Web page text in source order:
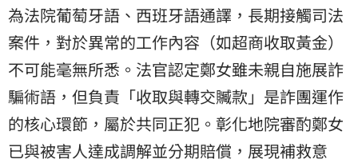
為法院葡萄牙語、西班牙語通譯，長期接觸司法
案件，對於異常的工作內容（如超商收取黃金）
不可能毫無所悉。法官認定鄭女雖未親自施展詐
騙術語，但負責「收取與轉交贓款」是詐團運作
的核心環節，屬於共同正犯。彰化地院審酌鄭女
已與被害人達成調解並分期賠償，展現補救意